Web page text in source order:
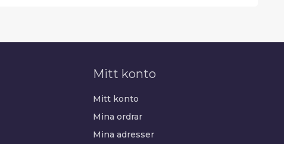
Mitt konto
Mitt konto
Mina ordrar
Mina adresser